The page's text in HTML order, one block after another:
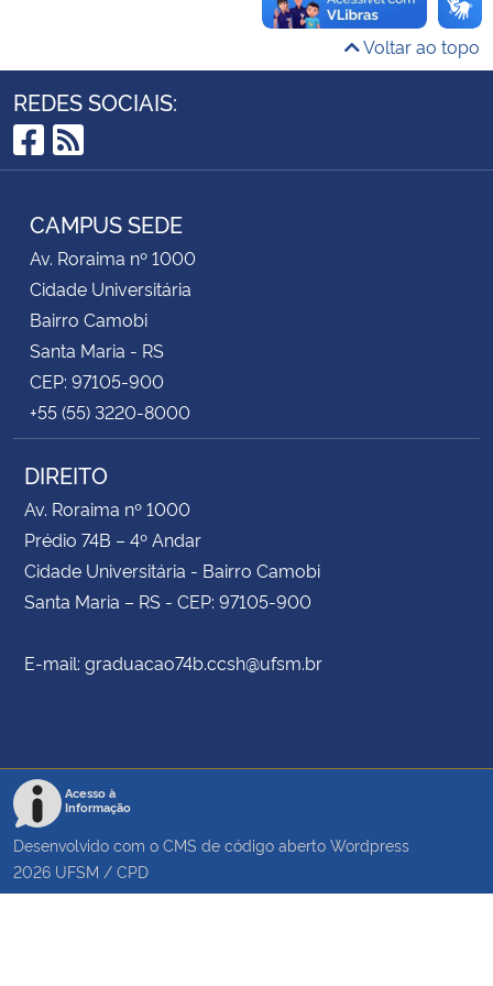
Secretaria de Governo
Gabinete de Segurança Institucional
Advocacia-Geral da União
Banco Central do Brasil
Planalto
Voltar ao topo
REDES SOCIAIS:
Facebook
RSS
CAMPUS SEDE
Av. Roraima nº 1000
Cidade Universitária
Bairro Camobi
Santa Maria - RS
CEP: 97105-900
+55 (55) 3220-8000
DIREITO
Av. Roraima nº 1000
Prédio 74B – 4º Andar
Cidade Universitária - Bairro Camobi
Santa Maria – RS - CEP: 97105-900
E-mail: graduacao74b.ccsh@ufsm.br
Acesso à
Informação
Desenvolvido com o CMS de código aberto Wordpress
2026 UFSM / CPD